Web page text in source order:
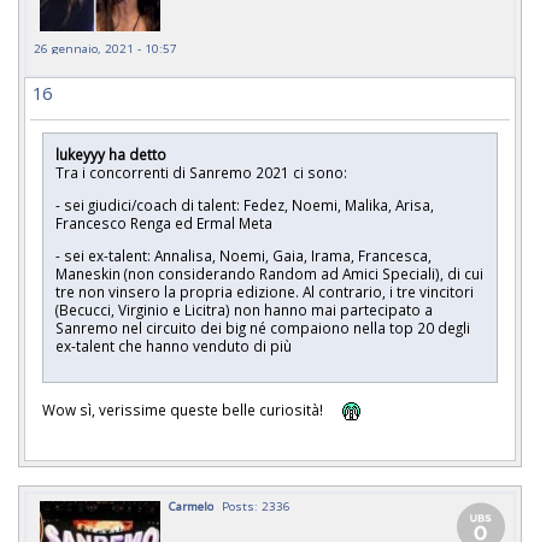
26 gennaio, 2021 - 10:57
16
lukeyyy ha detto
Tra i concorrenti di Sanremo 2021 ci sono:
- sei giudici/coach di talent: Fedez, Noemi, Malika, Arisa,
Francesco Renga ed Ermal Meta
- sei ex-talent: Annalisa, Noemi, Gaia, Irama, Francesca,
Maneskin (non considerando Random ad Amici Speciali), di cui
tre non vinsero la propria edizione. Al contrario, i tre vincitori
(Becucci, Virginio e Licitra) non hanno mai partecipato a
Sanremo nel circuito dei big né compaiono nella top 20 degli
ex-talent che hanno venduto di più
Wow sì, verissime queste belle curiosità!
Carmelo Posts: 2336